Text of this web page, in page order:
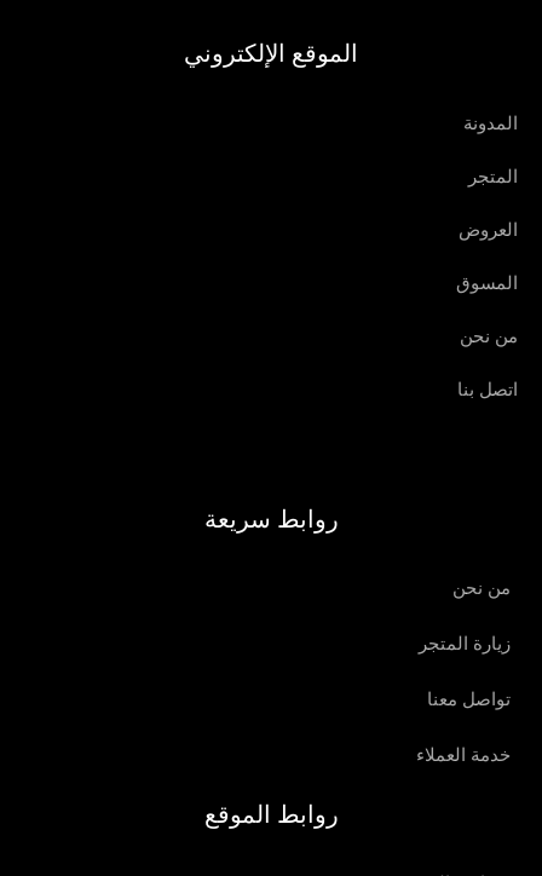
الموقع الإلكتروني
المدونة
المتجر
العروض
المسوق
من نحن
اتصل بنا
روابط سريعة
من نحن
زيارة المتجر
تواصل معنا
خدمة العملاء
روابط الموقع